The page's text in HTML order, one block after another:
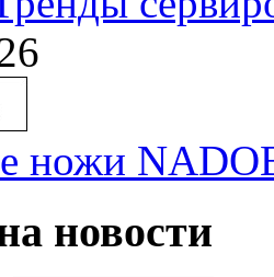
ножи
новости